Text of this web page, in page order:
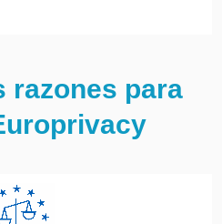
razones para